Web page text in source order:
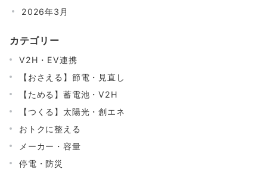
2026年3月
カテゴリー
V2H・EV連携
【おさえる】節電・見直し
【ためる】蓄電池・V2H
【つくる】太陽光・創エネ
おトクに整える
メーカー・容量
停電・防災